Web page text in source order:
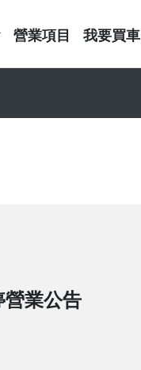
營業項目 我要買車
營業公告